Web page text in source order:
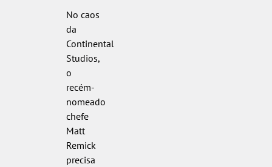
No caos
da
Continental
Studios,
o
recém-
nomeado
chefe
Matt
Remick
precisa